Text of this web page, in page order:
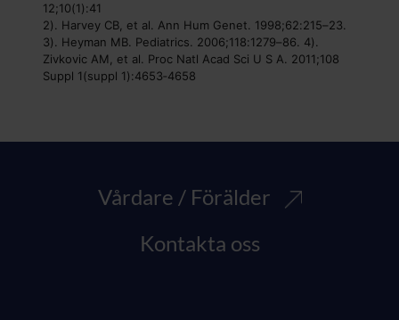
12;10(1):41
2). Harvey CB, et al. Ann Hum Genet. 1998;62:215–23.
3). Heyman MB. Pediatrics. 2006;118:1279–86. 4).
Zivkovic AM, et al. Proc Natl Acad Sci U S A. 2011;108
Suppl 1(suppl 1):4653‐4658
Vårdare / Förälder
Kontakta oss